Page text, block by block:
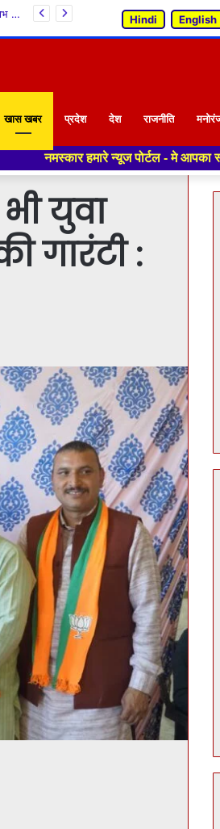
शिमला में संयोजक स्तरीय महिला समागम का भव्य आयोजन Hindi English
खास खबर प्रदेश देश राजनीति
पोर्टल - मे आपका स्वागत हैं ,यहाँ आपको
युवा
गारंटी :